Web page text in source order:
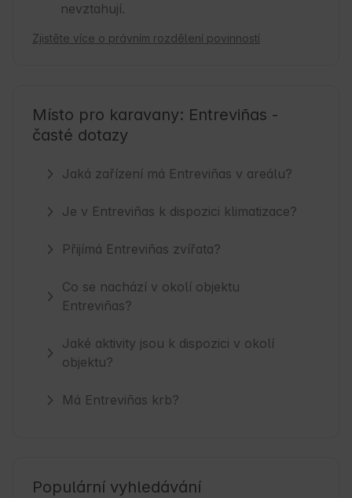
nevztahují.
Zjistěte více o právním rozdělení povinností
Místo pro karavany: Entreviñas -
časté dotazy
Jaká zařízení má Entreviñas v areálu?
Je v Entreviñas k dispozici klimatizace?
Přijímá Entreviñas zvířata?
Co se nachází v okolí objektu
Entreviñas?
Jaké aktivity jsou k dispozici v okolí
objektu?
Má Entreviñas krb?
Populární vyhledávání